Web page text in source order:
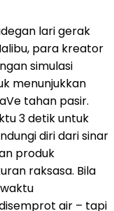
lari gerak
para kreator
simulasi
menunjukkan
tahan pasir.
3 detik untuk
diri dari sinar
produk
raksasa. Bila
air – tapi